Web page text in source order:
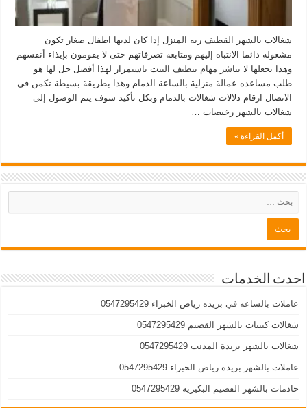
شغالات بالشهر القطيف ربه المنزل إذا كان لديها اطفال صغار تكون
مشغوله دائما الانتباه إليهم ومتابعة تصرفاتهم حتى لا يقومون بإيذاء أنفسهم
وهذا يجعلها لا تباشر مهام تنظيف البيت باستمرار لهذا أفضل حل لها هو
طلب مساعده عمالة منزلية بالساعة الدمام وهذا بطريقة بسيطة تكمن في
الاتصال ارقام دلالات شغالات بالدمام وبكل تأكيد سوف يتم الوصول إلى
شغالات بالشهر رخيصات …
أكمل القراءة »
احدث الخدمات
عاملات بالساعه في بريده رياض الخبراء 0547295429
شغالات كينيات بالشهر القصيم 0547295429
شغالات بالشهر بريدة المذنب 0547295429
عاملات بالشهر بريدة رياض الخبراء 0547295429
خادمات بالشهر القصيم البكيرية 0547295429